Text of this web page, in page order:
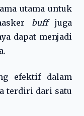
utama untuk
buffjuga
dapat menjadi
efektif dalam
terdiri dari satu